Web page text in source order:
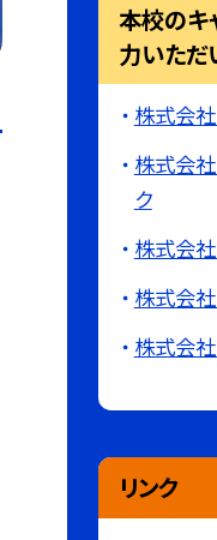
本校のキ
力いただ
株式会
株式会
ク
株式会
株式会
株式会
リンク